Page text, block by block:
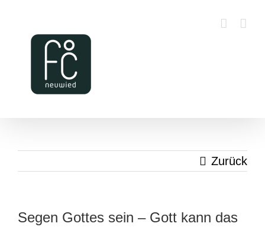
springen
Zurück
Segen Gottes sein – Gott kann das